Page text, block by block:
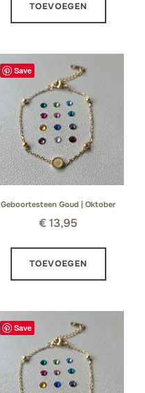
TOEVOEGEN
Save
Geboortesteen Goud | Oktober
€ 13,95
TOEVOEGEN
Save